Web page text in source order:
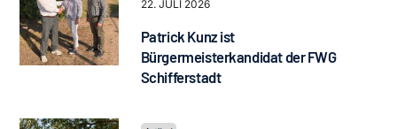
22. JULI 2026
Patrick Kunz ist
Bürgermeisterkandidat der FWG
Schifferstadt